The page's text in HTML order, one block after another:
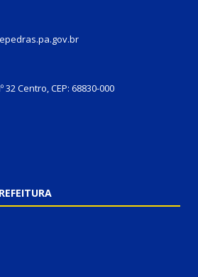
Centro, CEP: 68830-000